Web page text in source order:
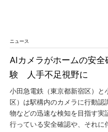
ニュース
AIカメラがホームの安
験 人手不足視野に
小田急電鉄（東京都新宿区）と
区）は駅構内のカメラに行動
物などの迅速な検知を目指す
行っている安全確認や、それに